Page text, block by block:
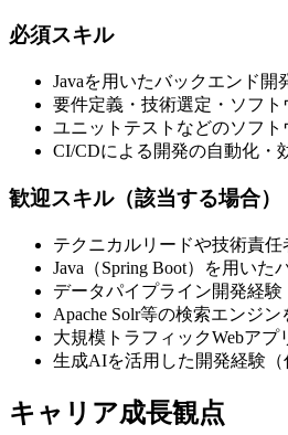
必須スキル
Javaを用いたバックエンド開
要件定義・技術選定・ソフ
ユニットテストなどのソフ
CI/CDによる開発の自動化・
歓迎スキル（該当する場合）
テクニカルリードや技術責
Java（Spring Boot）を用いた
データパイプライン開発経験
Apache Solr等の検索エンジ
大規模トラフィックWebアプ
生成AIを活用した開発経験（
キャリア成長観点